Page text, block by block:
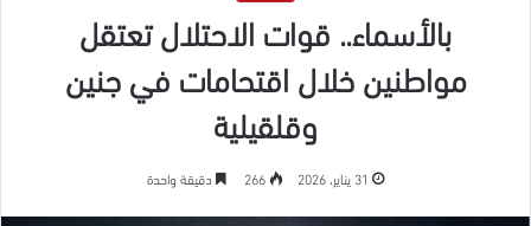
بالأسماء.. قوات الاحتلال تعتقل
مواطنين خلال اقتحامات في جنين
وقلقيلية
31 يناير، 2026 266 دقيقة واحدة